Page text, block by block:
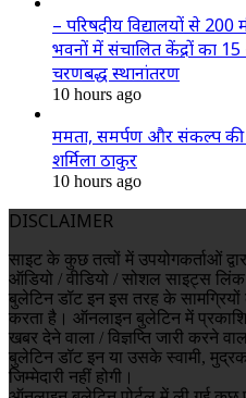
– परिषदीय विद्यालयों से 200
भवनों में संचालित केंद्रों का
चरणबद्ध स्थानांतरण
10 hours ago
ममता, समर्पण और संकल्प की
शर्मिला ठाकुर
10 hours ago
DISCLAIMER
साइट के कुछ तत्वों में उपयोगकर्ताओं
ऑडियो / वीडियो / सोशल साइट्स
बुलेटिन डॉट इन इस तरह के सामग्रियों
करता है। ऑनलाइन बुलेटिन में
खबर देने वाला / विज्ञप्ति जारी करने
बुलेटिन डॉट इन या उसके स्वामी,
जिम्मेदारी नहीं होगी।